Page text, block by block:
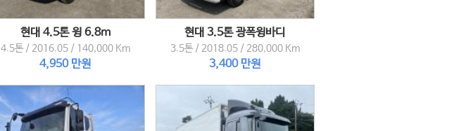
현대 4.5톤 윙 6.8m
4.5톤 / 2016.05 / 140,000 Km
4,950 만원
현대 3.5톤 광폭윙바디
3.5톤 / 2018.05 / 280,000 Km
3,400 만원